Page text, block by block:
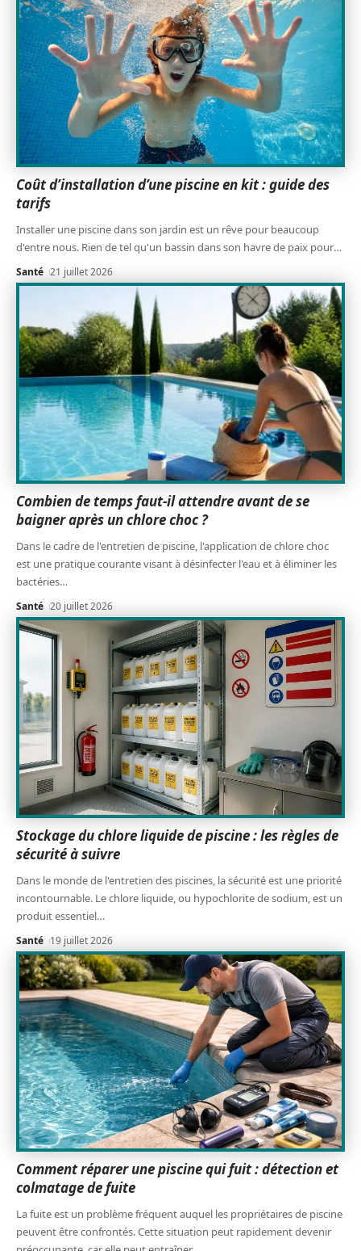
Coût d’installation d’une piscine en kit : guide des
tarifs
Installer une piscine dans son jardin est un rêve pour beaucoup
d'entre nous. Rien de tel qu'un bassin dans son havre de paix pour…
Santé 21 juillet 2026
Combien de temps faut-il attendre avant de se
baigner après un chlore choc ?
Dans le cadre de l'entretien de piscine, l'application de chlore choc
est une pratique courante visant à désinfecter l'eau et à éliminer les
bactéries…
Santé 20 juillet 2026
Stockage du chlore liquide de piscine : les règles de
sécurité à suivre
Dans le monde de l'entretien des piscines, la sécurité est une priorité
incontournable. Le chlore liquide, ou hypochlorite de sodium, est un
produit essentiel…
Santé 19 juillet 2026
Comment réparer une piscine qui fuit : détection et
colmatage de fuite
La fuite est un problème fréquent auquel les propriétaires de piscine
peuvent être confrontés. Cette situation peut rapidement devenir